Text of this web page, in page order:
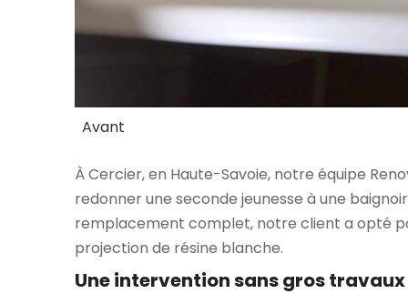
Après
Avant
À Cercier, en Haute-Savoie, notre équipe
redonner une seconde jeunesse à une
remplacement complet, notre client a opté
projection de résine blanche.
Une intervention sans gros travaux